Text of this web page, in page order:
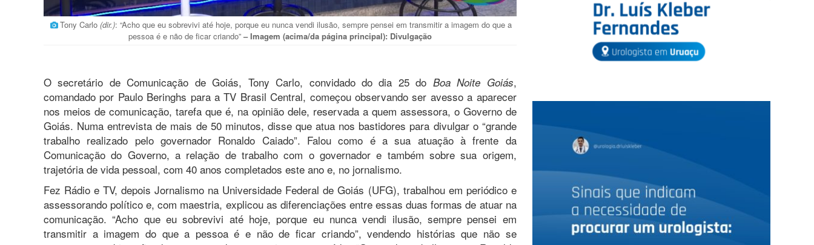
Tony Carlo (dir.): “Acho que eu sobrevivi até hoje, porque eu nunca vendi ilusão, sempre pensei em transmitir a imagem do que a
pessoa é e não de ficar criando” – Imagem (acima/da página principal): Divulgação
O secretário de Comunicação de Goiás, Tony Carlo, convidado do dia 25 do Boa Noite Goiás,
comandado por Paulo Beringhs para a TV Brasil Central, começou observando ser avesso a aparecer
nos meios de comunicação, tarefa que é, na opinião dele, reservada a quem assessora, o Governo de
Goiás. Numa entrevista de mais de 50 minutos, disse que atua nos bastidores para divulgar o “grande
trabalho realizado pelo governador Ronaldo Caiado”. Falou como é a sua atuação à frente da
Comunicação do Governo, a relação de trabalho com o governador e também sobre sua origem,
trajetória de vida pessoal, com 40 anos completados este ano e, no jornalismo.
Fez Rádio e TV, depois Jornalismo na Universidade Federal de Goiás (UFG), trabalhou em periódico e
assessorando político e, com maestria, explicou as diferenciações entre essas duas formas de atuar na
comunicação. “Acho que eu sobrevivi até hoje, porque eu nunca vendi ilusão, sempre pensei em
transmitir a imagem do que a pessoa é e não de ficar criando”, vendendo histórias que não se